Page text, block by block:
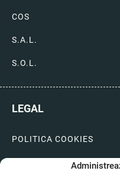
COS
S.A.L.
S.O.L.
LEGAL
POLITICA COOKIES
LIVRARI SI PLATI